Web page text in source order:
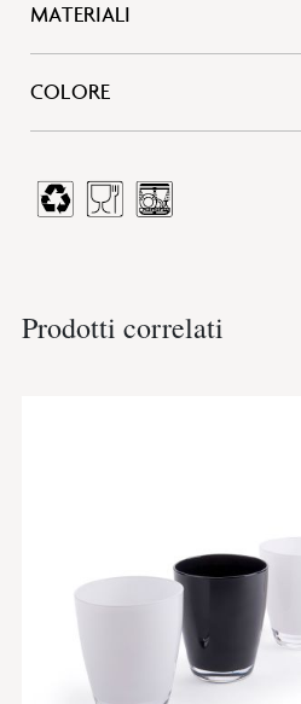
MATERIALI
COLORE
Prodotti correlati